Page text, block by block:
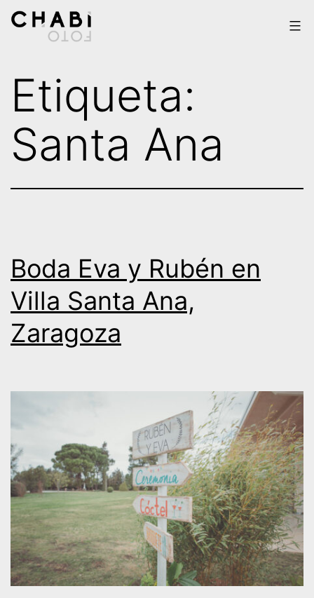
Saltar
Foto
Etiqueta:
Santa Ana
Boda Eva y Rubén en
Villa Santa Ana,
Zaragoza